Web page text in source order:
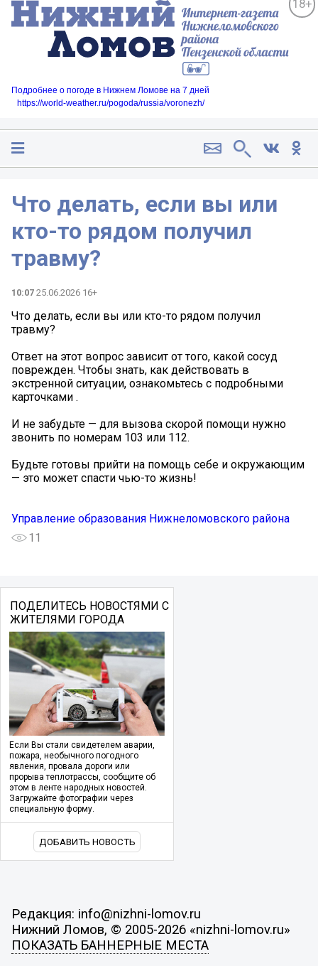
18+
Подробнее о погоде в Нижнем Ломове на 7 дней
https://world-weather.ru/pogoda/russia/voronezh/
Что делать, если вы или
кто-то рядом получил
травму?
10:07 25.06.2026 16+
Что делать, если вы или кто-то рядом получил
травму?
Ответ на этот вопрос зависит от того, какой сосуд
поврежден. Чтобы знать, как действовать в
экстренной ситуации, ознакомьтесь с подробными
карточками .
И не забудьте — для вызова скорой помощи нужно
звонить по номерам 103 или 112.
Будьте готовы прийти на помощь себе и окружающим
— это может спасти чью-то жизнь!
Управление образования Нижнеломовского района
11
ПОДЕЛИТЕСЬ НОВОСТЯМИ С
ЖИТЕЛЯМИ ГОРОДА
Если Вы стали свидетелем аварии,
пожара, необычного погодного
явления, провала дороги или
прорыва теплотрассы, сообщите об
этом в ленте народных новостей.
Загружайте фотографии через
специальную форму.
ДОБАВИТЬ НОВОСТЬ
Редакция: info@nizhni-lomov.ru
Нижний Ломов, © 2005-2026 «nizhni-lomov.ru»
ПОКАЗАТЬ БАННЕРНЫЕ МЕСТА